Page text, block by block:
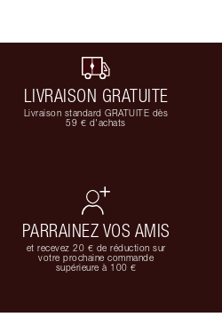
LIVRAISON GRATUITE
Livraison standard GRATUITE dès
59 € d'achats
PARRAINEZ VOS AMIS
et recevez 20 € de réduction sur
votre prochaine commande
supérieure à 100 €